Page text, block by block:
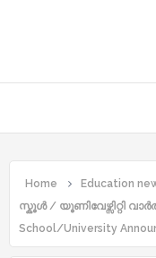
Home Education
സ്കൂൾ / യൂണിവേഴ്സിറ്റി
School/University